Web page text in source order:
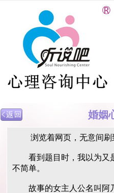
婚姻
浏览着网页，无意间刷
看到题目时，我以为又是
不简单。
故事的女主人公名叫阿乃